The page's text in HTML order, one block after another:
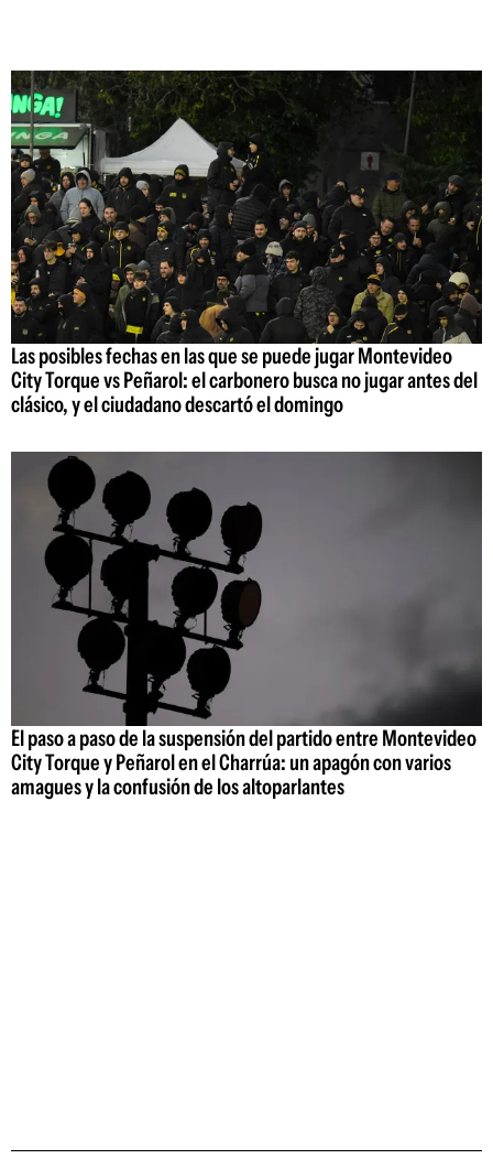
Las posibles fechas en las que se puede jugar Montevideo
City Torque vs Peñarol: el carbonero busca no jugar antes del
clásico, y el ciudadano descartó el domingo
El paso a paso de la suspensión del partido entre Montevideo
City Torque y Peñarol en el Charrúa: un apagón con varios
amagues y la confusión de los altoparlantes